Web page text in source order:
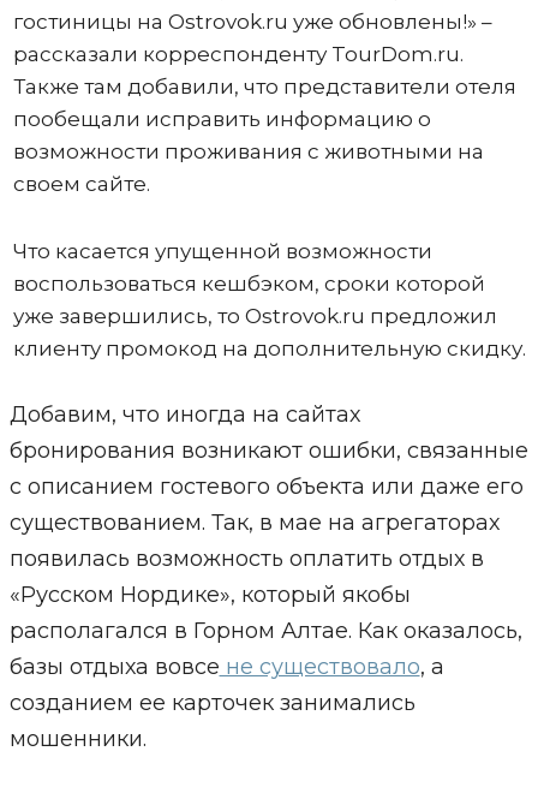
гостиницы на Ostrovok.ru уже обновлены!» –
рассказали корреспонденту TourDom.ru.
Также там добавили, что представители отеля
пообещали исправить информацию о
возможности проживания с животными на
своем сайте.
Что касается упущенной возможности
воспользоваться кешбэком, сроки которой
уже завершились, то Ostrovok.ru предложил
клиенту промокод на дополнительную скидку.
Добавим, что иногда на сайтах
бронирования возникают ошибки, связанные
с описанием гостевого объекта или даже его
существованием. Так, в мае на агрегаторах
появилась возможность оплатить отдых в
«Русском Нордике», который якобы
располагался в Горном Алтае. Как оказалось,
базы отдыха вовсе не существовало, а
созданием ее карточек занимались
мошенники.